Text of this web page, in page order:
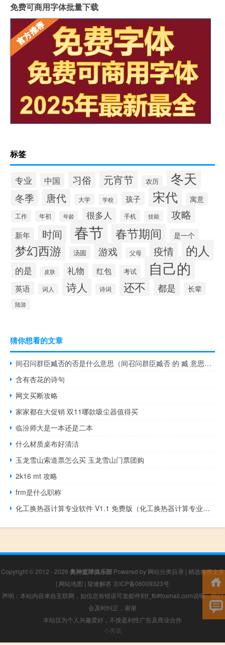
免费可商用字体批量下载
标签
专业 中国 习俗 元宵节 农历 冬天
冬季 唐代 大学 学校 孩子 宋代 寓意
工作 年初 年龄 很多人 手机 技能 攻略
新年 时间 春节 春节期间 是一个
梦幻西游 汤圆 游戏 父母 疫情 的人
的是 皮肤 礼物 红包 考试 自己的
英语 词人 诗人 诗词 还不 都是 长辈
陆游
猜你想看的文章
间召问群臣臧否的否是什么意思（间召问群臣臧否 的 臧 意思是什么）
含有杏花的诗句
网文买断攻略
家家都在大促销 双11哪款吸尘器值得买
临汾师大是一本还是二本
什么材质桌布好清洁
玉龙雪山索道票怎么买 玉龙雪山门票团购
2k16 mt 攻略
frm是什么职称
化工换热器计算专业软件 V1.1 免费版（化工换热器计算专业软件 V1.1 免费版功能简介）
Copyright © 2012 - 2026 奥神篮球俱乐部Powered by 网站分类目录 | 精选推荐文章
| 网站地图 | 疑难解答 京ICP备06009323号
声明：本站内容来自互联网，如信息有错误可发邮件到f_fb#foxmail.com说明，我们
会及时纠正，谢谢
本站仅为个人兴趣爱好，不接盈利性广告及商业合作
小男孩